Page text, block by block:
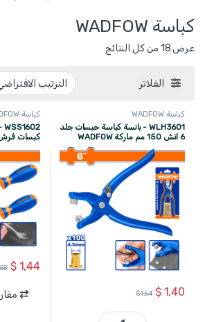
كباسة WADFOW
عرض ⁦18⁩ من كل النتائج
الفلاتر
كباسة WADFOW
WLH3601 - بانسة كباسة حبسات جلد
6 انش 150 مم ماركة WADFOW
$1,40
$1,54
كباسة WADFOW
كبسات فرش
$1,44